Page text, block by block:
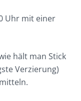
Uhr mit einer
hält man Stick
Verzierung)